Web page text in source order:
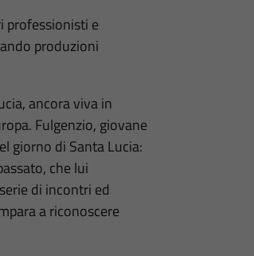
professionisti e
produzioni
ancora viva in
Fulgenzio, giovane
giorno di Santa Lucia:
che lui
di incontri ed
a riconoscere